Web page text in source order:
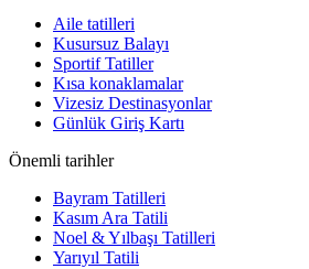
Aile tatilleri
Kusursuz Balayı
Sportif Tatiller
Kısa konaklamalar
Vizesiz Destinasyonlar
Günlük Giriş Kartı
Önemli tarihler
Bayram Tatilleri
Kasım Ara Tatili
Noel & Yılbaşı Tatilleri
Yarıyıl Tatili